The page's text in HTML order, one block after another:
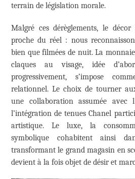
terrain de législation morale.
Malgré ces dérèglements, le
proche du réel : nous
bien que filmées de nuit. La
claques au visage, idée
progressivement, s’impose
relationnel. Le choix de tourner
une collaboration assumée avec
l’intégration de tenues Chanel
artistique. Le luxe, la
symbolique cohabitent ainsi
transformant le grand magasin en
devient à la fois objet de désir et